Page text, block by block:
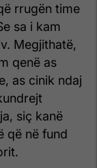
rrugën time
sa i kam
Megjithatë,
qenë as
as cinik ndaj
siç kanë
që në fund